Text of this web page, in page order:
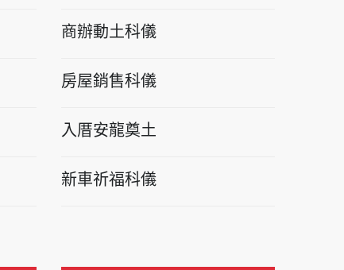
商辦動土科儀
房屋銷售科儀
入厝安龍奠土
新車祈福科儀